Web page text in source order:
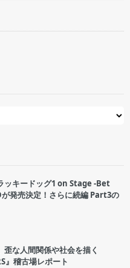
ッキードッグ1 on Stage -Bet
発売決定！さらに続編 Part3の
歪な人間関係や社会を描く
』稽古場レポート